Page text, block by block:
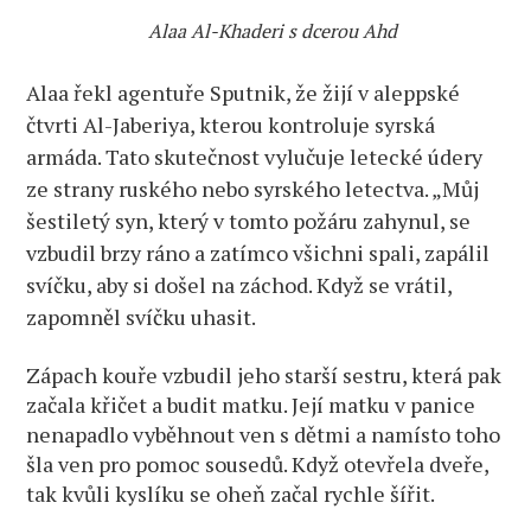
Alaa Al-Khaderi s dcerou Ahd
Alaa řekl agentuře Sputnik, že žijí v aleppské
čtvrti Al-Jaberiya, kterou kontroluje syrská
armáda. Tato skutečnost vylučuje letecké údery
ze strany ruského nebo syrského letectva. „Můj
šestiletý syn, který v tomto požáru zahynul, se
vzbudil brzy ráno a zatímco všichni spali, zapálil
svíčku, aby si došel na záchod. Když se vrátil,
zapomněl svíčku uhasit.
Zápach kouře vzbudil jeho starší sestru, která pak
začala křičet a budit matku. Její matku v panice
nenapadlo vyběhnout ven s dětmi a namísto toho
šla ven pro pomoc sousedů. Když otevřela dveře,
tak kvůli kyslíku se oheň začal rychle šířit.